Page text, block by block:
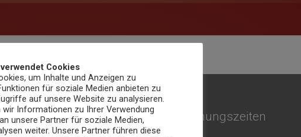
Öffnungszeiten
Cookies
um Inhalte und Anzeigen zu
für soziale Medien anbieten zu
auf unsere Website zu analysieren.
Informationen zu Ihrer Verwendung
unsere Partner für soziale Medien,
weiter. Unsere Partner führen diese